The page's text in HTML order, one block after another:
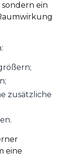
ein
zusätzliche
eine